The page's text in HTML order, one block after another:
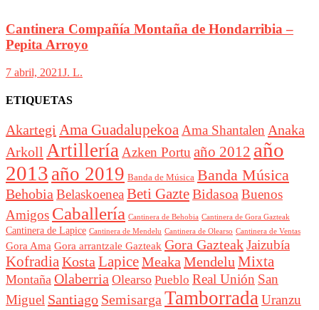
Cantinera Compañía Montaña de Hondarribia –
Pepita Arroyo
7 abril, 2021J. L.
ETIQUETAS
Akartegi Ama GuadalupekoaAma Shantalen Anaka
Arkoll ArtilleríaAzken Portu año 2012 año
2013 año 2019 Banda de Música Banda Música
BehobiaBelaskoeneaBeti GazteBidasoaBuenos
Amigos Caballería Cantinera de Behobia Cantinera de Gora Gazteak
Cantinera de Lapice Cantinera de Mendelu Cantinera de Olearso Cantinera de Ventas
Gora Ama Gora arrantzale Gazteak Gora GazteakJaizubía
KofradiaKostaLapiceMeakaMendeluMixta
Montaña Olaberria Olearso Pueblo Real Unión San
Miguel Santiago SemisargaTamborradaUranzu